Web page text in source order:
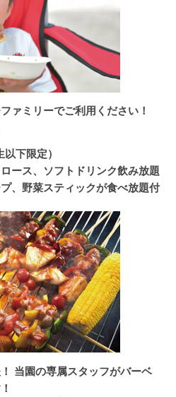
ァミリーでご利用ください！
以下限定）
ース、ソフトドリンク飲み放題
、野菜スティックが食べ放題付
当園の専属スタッフがバーベ